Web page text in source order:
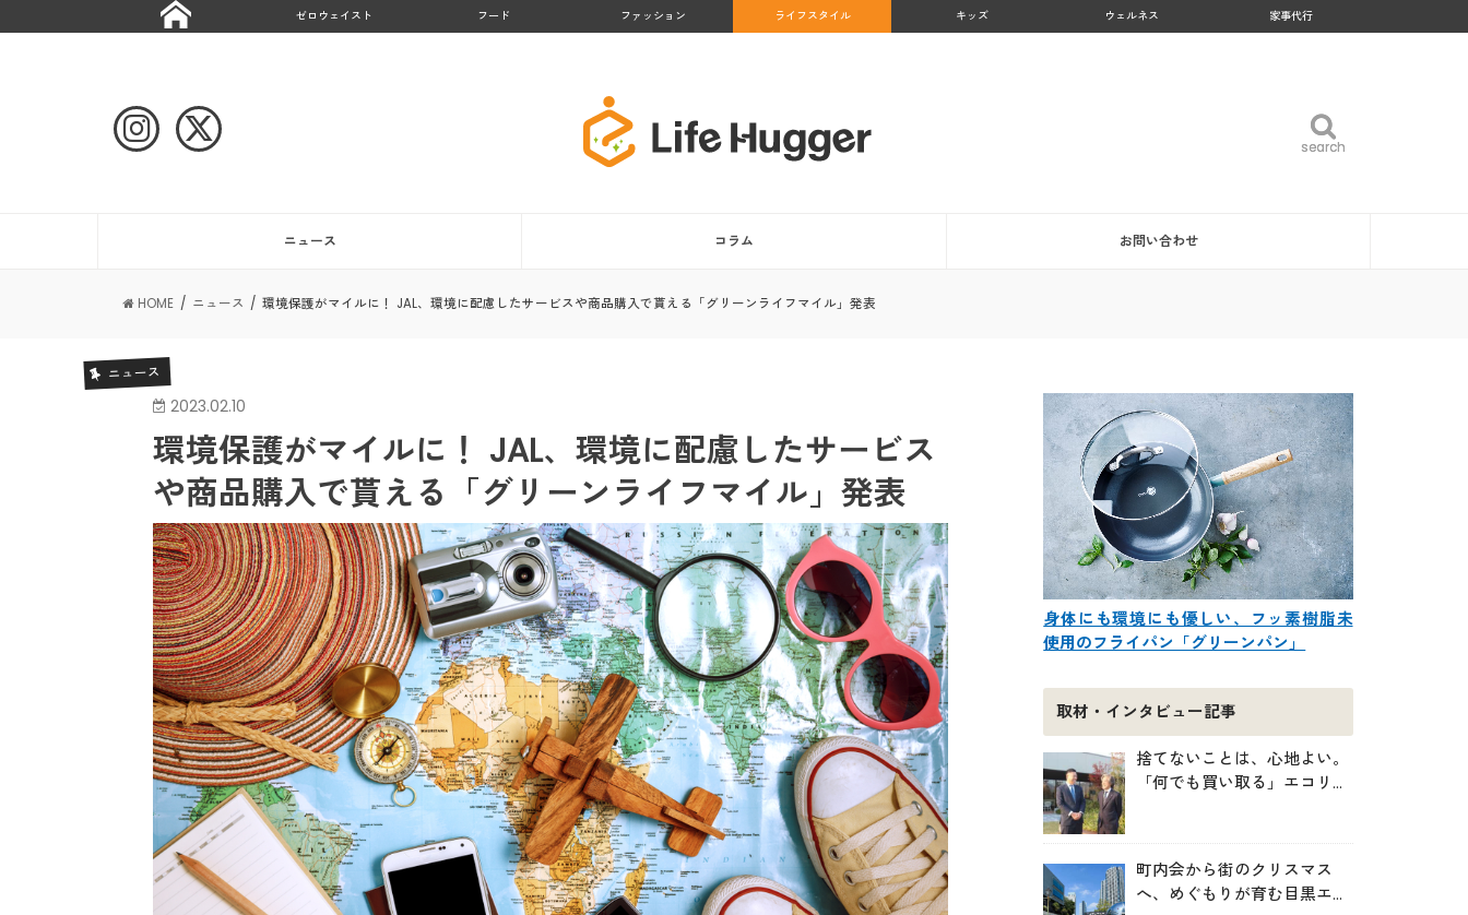
ゼロウェイスト フード ファッション ライフスタイル キッズ ウェルネス 家事代行
search
search
ニュース コラム お問い合わせ
HOME ニュース 環境保護がマイルに！ JAL、環境に配慮したサービスや商品購入で貰える「グリーンライフマイル」発表
ニュース
2023.02.10
環境保護がマイルに！ JAL、環境に配慮したサービス
や商品購入で貰える「グリーンライフマイル」発表
身体にも環境にも優しい、フッ素樹脂未
使用のフライパン「グリーンパン」
取材・インタビュー記事
捨てないことは、心地よい。
「何でも買い取る」エコリン
町内会から街のクリスマス
へ、めぐもりが育む目黒エリ